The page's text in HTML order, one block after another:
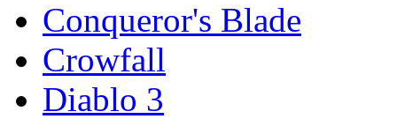
Conqueror's Blade
Crowfall
Diablo 3